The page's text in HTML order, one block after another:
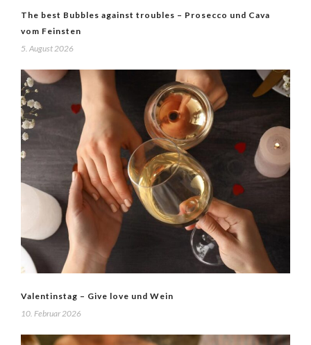
The best Bubbles against troubles – Prosecco und Cava
vom Feinsten
5. August 2026
Valentinstag – Give love und Wein
10. Februar 2026